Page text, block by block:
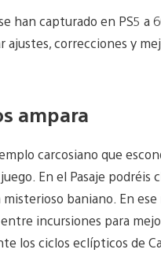
han capturado en PS5
ajustes, correcciones y
ampara
carcosiano que
En el Pasaje
baniano. En
incursiones para
los ciclos eclípticos de